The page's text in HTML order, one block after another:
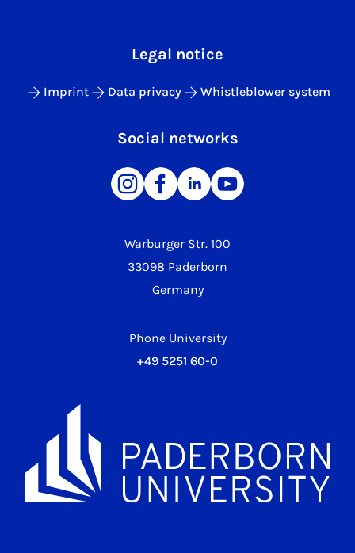
Warburger Str. 100
33098 Paderborn
Germany
Phone University
+49 5251 60-0
Legal notice
Imprint Data privacy Whistleblower system
Social networks